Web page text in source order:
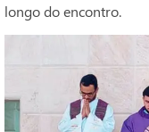
longo do encontro.